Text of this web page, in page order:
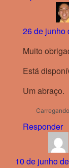
26 de junho
Muito
Está
Um abraço.
Responder
10 de junho